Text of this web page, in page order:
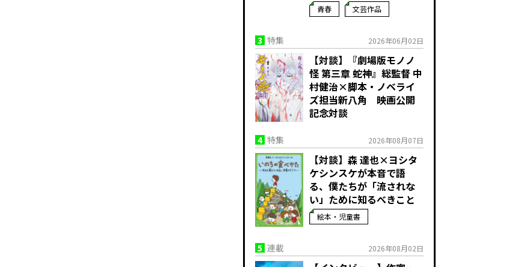
青春 文芸作品
3 特集 2026年06月02日
【対談】『劇場版モノノ
怪 第三章 蛇神』総監督 中
村健治×脚本・ノベライ
ズ担当新八角 映画公開
記念対談
4 特集 2026年08月07日
【対談】森 達也×ヨシタ
ケシンスケが本音で語
る、僕たちが「流されな
い」ために知るべきこと
絵本・児童書
5 連載 2026年08月02日